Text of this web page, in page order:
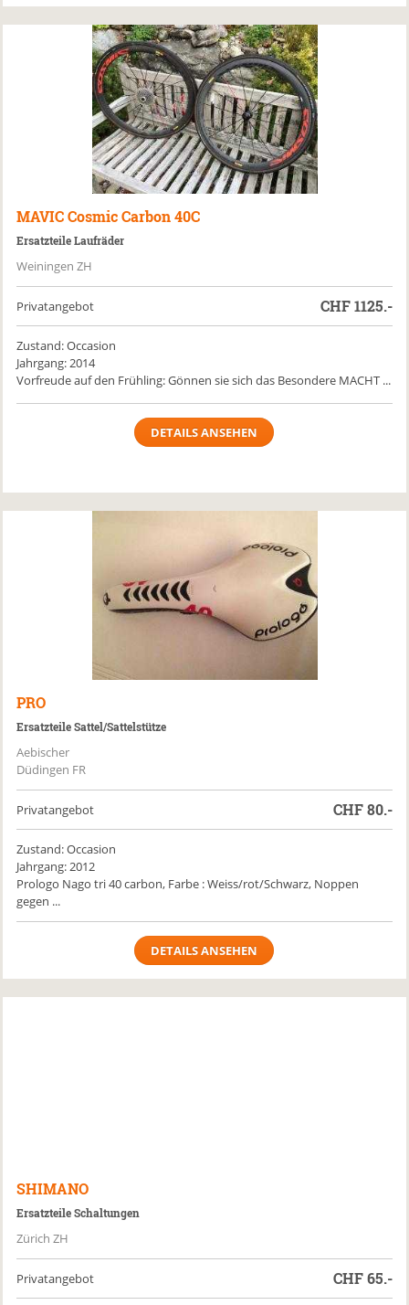
MAVIC Cosmic Carbon 40C
Ersatzteile Laufräder
Weiningen ZH
Privatangebot CHF1125.-
Zustand: Occasion
Jahrgang: 2014
Vorfreude auf den Frühling: Gönnen sie sich das Besondere MACHT ...
DETAILS ANSEHEN
PRO
Ersatzteile Sattel/Sattelstütze
Aebischer
Düdingen FR
Privatangebot CHF80.-
Zustand: Occasion
Jahrgang: 2012
Prologo Nago tri 40 carbon, Farbe : Weiss/rot/Schwarz, Noppen
gegen ...
DETAILS ANSEHEN
SHIMANO
Ersatzteile Schaltungen
Zürich ZH
Privatangebot CHF65.-